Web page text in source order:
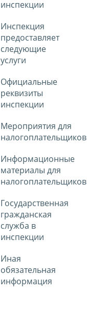
инспекции
Инспекция
предоставляет
следующие
услуги
Официальные
реквизиты
инспекции
Мероприятия для
налогоплательщиков
Информационные
материалы для
налогоплательщиков
Государственная
гражданская
служба в
инспекции
Иная
обязательная
информация